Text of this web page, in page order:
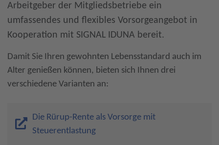
Arbeitgeber der Mitgliedsbetriebe ein
umfassendes und flexibles Vorsorgeangebot in
Kooperation mit SIGNAL IDUNA bereit.
Damit Sie Ihren gewohnten Lebensstandard auch im
Alter genießen können, bieten sich Ihnen drei
verschiedene Varianten an:
Die Rürup-Rente als Vorsorge mit
Steuerentlastung